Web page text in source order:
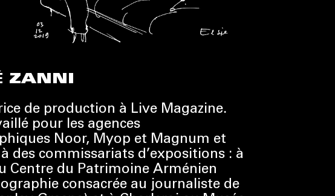
ZANNI
de production à Live Magazine.
pour les agences
Noor, Myop et Magnum et
des commissariats d’expositions : à
Centre du Patrimoine Arménien
consacrée au journaliste de